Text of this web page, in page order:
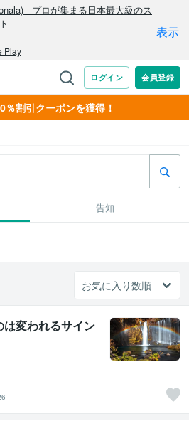
％割引クーポンを獲得！
告知
変われるサイン